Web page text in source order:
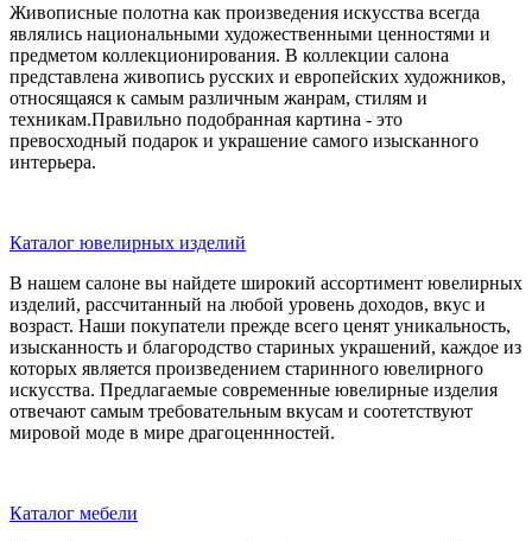
Живописные полотна как произведения искусства всегда
являлись национальными художественными ценностями и
предметом коллекционирования. В коллекции салона
представлена живопись русских и европейских художников,
относящаяся к самым различным жанрам, стилям и
техникам.Правильно подобранная картина - это
превосходный подарок и украшение самого изысканного
интерьера.
Каталог ювелирных изделий
В нашем салоне вы найдете широкий ассортимент ювелирных
изделий, рассчитанный на любой уровень доходов, вкус и
возраст. Наши покупатели прежде всего ценят уникальность,
изысканность и благородство стариных украшений, каждое из
которых является произведением старинного ювелирного
искусства. Предлагаемые современные ювелирные изделия
отвечают самым требовательным вкусам и соотетствуют
мировой моде в мире драгоценнностей.
Каталог мебели